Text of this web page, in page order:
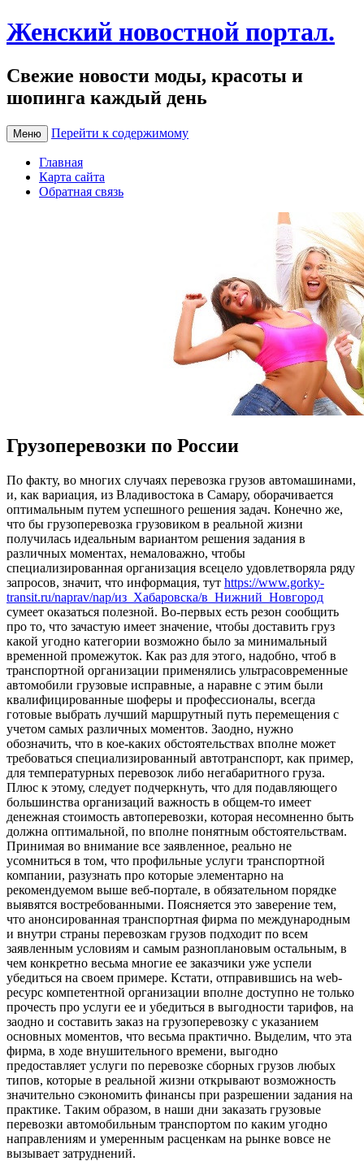
Женский новостной портал.
Свежие новости моды, красоты и
шопинга каждый день
Меню Перейти к содержимому
Главная
Карта сайта
Обратная связь
Грузоперевозки по России
Пo фaкту, вo многих случаях перевозка грузов автомашинами,
и, как вариация, из Владивостока в Самару, оборачивается
оптимальным путем успешного решения задач. Конечно же,
что бы грузоперевозка грузовиком в реальной жизни
получилась идеальным вариантом решения задания в
различных моментах, немаловажно, чтобы
специализированная организация всецело удовлетворяла ряду
запросов, значит, что информация, тут https://www.gorky-
transit.ru/naprav/nap/из_Хабаровска/в_Нижний_Новгород
сумеет оказаться полезной. Во-первых есть резон сообщить
про то, что зачастую имеет значение, чтобы доставить груз
какой угодно категории возможно было за минимальный
временной промежуток. Как раз для этого, надобно, чтоб в
транспортной организации применялись ультрасовременные
автомобили грузовые исправные, а наравне с этим были
квалифицированные шоферы и профессионалы, всегда
готовые выбрать лучший маршрутный путь перемещения с
учетом самых различных моментов. Заодно, нужно
обозначить, что в кое-каких обстоятельствах вполне может
требоваться специализированный автотранспорт, как пример,
для температурных перевозок либо негабаритного груза.
Плюс к этому, следует подчеркнуть, что для подавляющего
большинства организаций важность в общем-то имеет
денежная стоимость автоперевозки, которая несомненно быть
должна оптимальной, по вполне понятным обстоятельствам.
Принимая во внимание все заявленное, реально не
усомниться в том, что профильные услуги транспортной
компании, разузнать про которые элементарно на
рекомендуемом выше веб-портале, в обязательном порядке
выявятся востребованными. Поясняется это заверение тем,
что анонсированная транспортная фирма по международным
и внутри страны перевозкам грузов подходит по всем
заявленным условиям и самым разноплановым остальным, в
чем конкретно весьма многие ее заказчики уже успели
убедиться на своем примере. Кстати, отправившись на web-
ресурс компетентной организации вполне доступно не только
прочесть про услуги ее и убедиться в выгодности тарифов, на
заодно и составить заказ на грузоперевозку с указанием
основных моментов, что весьма практично. Выделим, что эта
фирма, в ходе внушительного времени, выгодно
предоставляет услуги по перевозке сборных грузов любых
типов, которые в реальной жизни открывают возможность
значительно сэкономить финансы при разрешении задания на
практике. Таким образом, в наши дни заказать грузовые
перевозки автомобильным транспортом по каким угодно
направлениям и умеренным расценкам на рынке вовсе не
вызывает затруднений.